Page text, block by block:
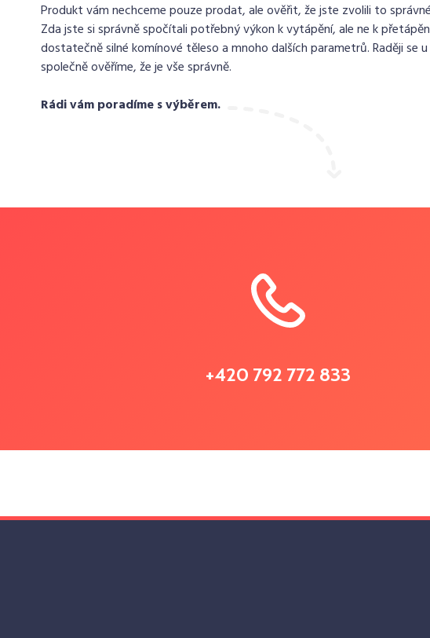
Produkt vám nechceme pouze prodat, ale ověřit, že jste zvolili to
Zda jste si správně spočítali potřebný výkon k vytápění, ale ne k
dostatečně silné komínové těleso a mnoho dalších parametrů. Raději se
společně ověříme, že je vše správně.
Rádi vám poradíme s výběrem.
+420 792 772 833